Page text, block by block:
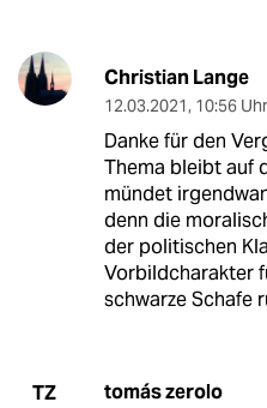
Christian Lange
12.03.2021, 10:56 Uhr
Danke für den
Thema bleibt auf
mündet
denn die
der politischen
Vorbildcharakter
schwarze Schafe
TZ tomás zerolo